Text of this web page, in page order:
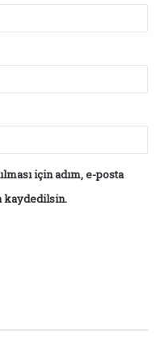
için adım, e-posta
kaydedilsin.